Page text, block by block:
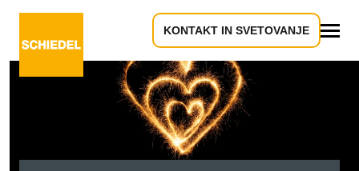
KONTAKT IN SVETOVANJE